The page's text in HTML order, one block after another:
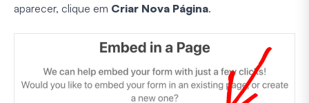
aparecer, clique em Criar Nova Página.